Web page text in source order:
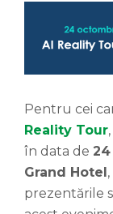
Pentru cei
Reality Tour
în data de
Grand Hotel
prezentările